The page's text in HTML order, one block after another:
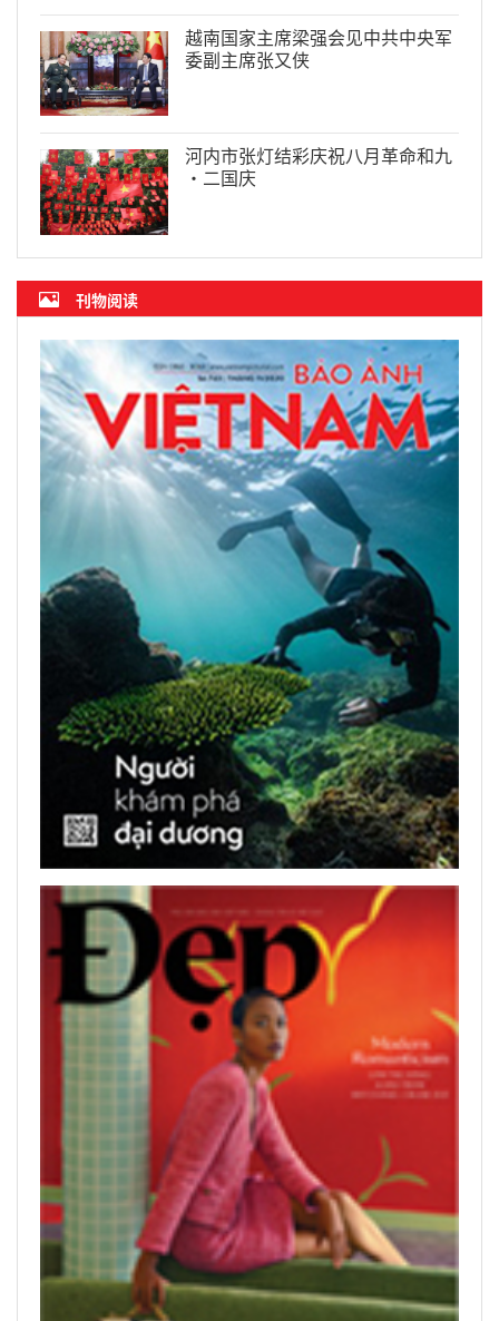
越南国家主席梁强会见中共中央军
委副主席张又侠
河内市张灯结彩庆祝八月革命和九
·二国庆
刊物阅读